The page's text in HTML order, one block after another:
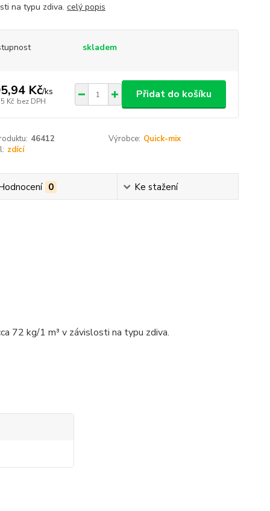
na typu zdiva. celý popis
skladem
Kč/ks
Kč bez DPH
Přidat do košíku
46412 Výrobce: Quick-mix
zdící
0 Ke stažení
72 kg/1 m³ v závislosti na typu zdiva.